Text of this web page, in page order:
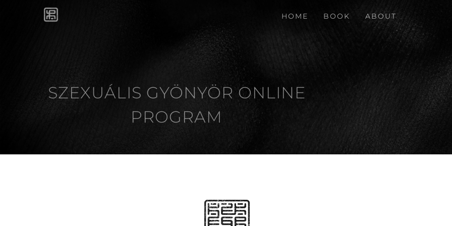
HOME BOOK ABOUT
SZEXUÁLIS GYÖNYÖR ONLINE
PROGRAM